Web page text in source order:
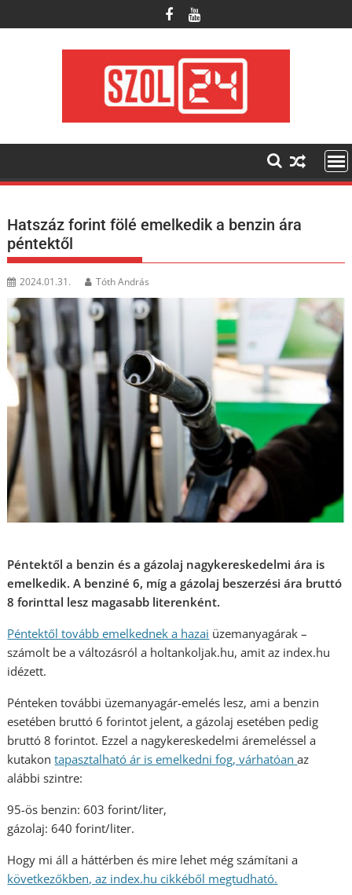
to
Hatszáz forint fölé emelkedik a benzin ára
péntektől
2024.01.31. Tóth András
Péntektől a benzin és a gázolaj nagykereskedelmi ára is
emelkedik. A benziné 6, míg a gázolaj beszerzési ára bruttó
8 forinttal lesz magasabb literenként.
Péntektől tovább emelkednek a hazai üzemanyagárak –
számolt be a változásról a holtankoljak.hu, amit az index.hu
idézett.
Pénteken további üzemanyagár-emelés lesz, ami a benzin
esetében bruttó 6 forintot jelent, a gázolaj esetében pedig
bruttó 8 forintot. Ezzel a nagykereskedelmi áremeléssel a
kutakontapasztalható ár is emelkedni fog, várhatóanaz
alábbi szintre:
95-ös benzin: 603 forint/liter,
gázolaj: 640 forint/liter.
Hogy mi áll a háttérben és mire lehet még számítani a
következőkben, az index.hu cikkéből megtudható.